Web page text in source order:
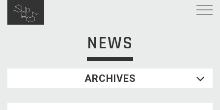
NEWS
ARCHIVES